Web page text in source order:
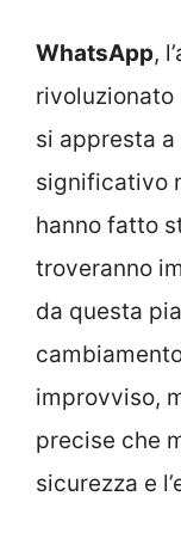
WhatsApp,
rivoluzionato
si appresta
significativo
hanno fatto
troveranno
da questa
improvviso,
precise che
sicurezza e